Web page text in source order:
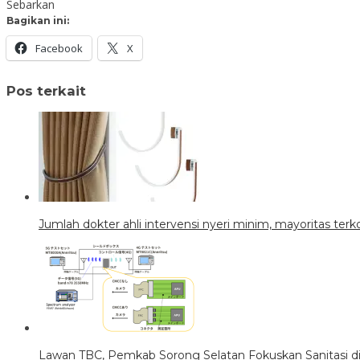
Sebarkan
Bagikan ini:
Facebook X
Pos terkait
Jumlah dokter ahli intervensi nyeri minim, mayoritas
Lawan TBC, Pemkab Sorong Selatan Fokuskan Sanitasi